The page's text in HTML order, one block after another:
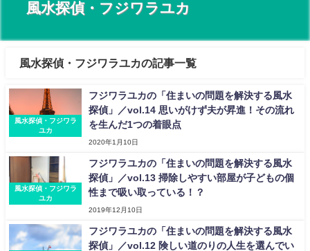
風水探偵・フジワラユカ
風水探偵・フジワラユカの記事一覧
風水探偵・フジワラ
ユカ
フジワラユカの「住まいの問題を解決する風水
探偵」／vol.14 思いがけず夫が昇進！その流れ
を生んだ1つの着眼点
2020年1月10日
風水探偵・フジワラ
ユカ
フジワラユカの「住まいの問題を解決する風水
探偵」／vol.13 掃除しやすい部屋が子どもの個
性まで吸い取っている！？
2019年12月10日
フジワラユカの「住まいの問題を解決する風水
探偵」／vol.12 険しい道のりの人生を選んでい